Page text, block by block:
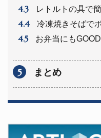
4.3 レトルトの具で
4.4 冷凍焼きそばで
4.5 お弁当にも
5 まとめ